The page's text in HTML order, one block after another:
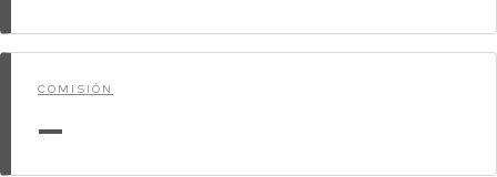
Generación V
COMISIÓN
—